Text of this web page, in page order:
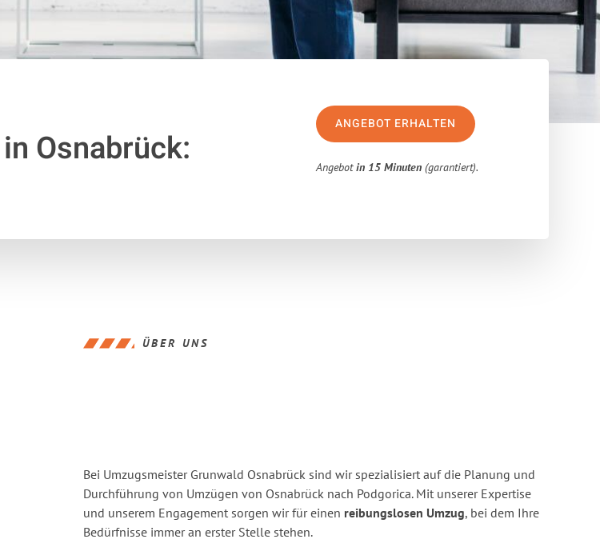
in Osnabrück:
ANGEBOT ERHALTEN
Angebotin 15 Minuten (garantiert).
ÜBER UNS
Bei Umzugsmeister Grunwald Osnabrück sind wir spezialisiert auf die Planung und
Durchführung von Umzügen von Osnabrück nach Podgorica. Mit unserer Expertise
und unserem Engagement sorgen wir für einen reibungslosen Umzug, bei dem Ihre
Bedürfnisse immer an erster Stelle stehen.